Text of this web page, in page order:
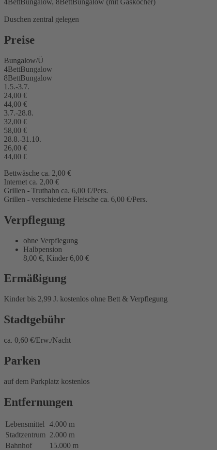
Duschen zentral gelegen
Preise
Bungalow/Ü
4BettBungalow
8BettBungalow
1.5.-3.7.
24,00 €
44,00 €
3.7.-28.8.
32,00 €
58,00 €
28.8.-31.10.
26,00 €
44,00 €
Bettwäsche ca. 2,00 €
Internet ca. 2,00 €
Grillen - Truthahn ca. 6,00 €/Pers.
Grillen - verschiedene Fleische ca. 6,00 €/Pers.
Verpflegung
ohne Verpflegung
Halbpension
8,00 €, Kinder 6,00 €
Ermäßigung
Kinder bis 2,99 J. kostenlos ohne Bett & Verpflegung
Stadtgebühr
ca. 0,60 €/Erw./Nacht
Parken
auf dem Parkplatz kostenlos
Entfernungen
Lebensmittel
4.000 m
Stadtzentrum 2.000 m
Bahnhof
15.000 m